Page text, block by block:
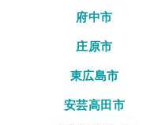
府中市
庄原市
東広島市
安芸高田市